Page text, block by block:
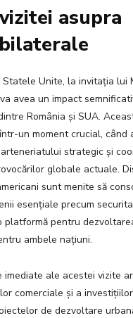
asupra
Unite, la invitația lui
avea un impact
România și SUA.
un moment crucial, când
strategic și
globale actuale.
sunt menite să
esențiale precum
platformă pentru
ambele națiuni.
ale acestei vizite
comerciale și a
de dezvoltare